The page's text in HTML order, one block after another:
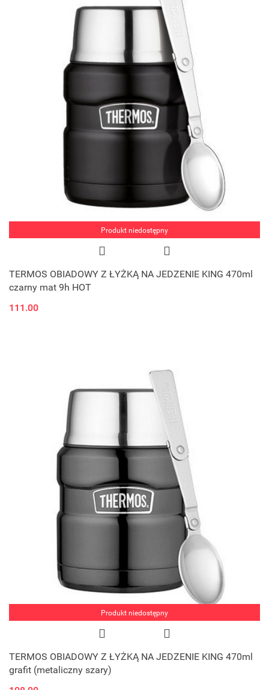
Produkt niedostępny
TERMOS OBIADOWY Z ŁYŻKĄ NA JEDZENIE KING 470ml
czarny mat 9h HOT
111.00
Produkt niedostępny
TERMOS OBIADOWY Z ŁYŻKĄ NA JEDZENIE KING 470ml
grafit (metaliczny szary)